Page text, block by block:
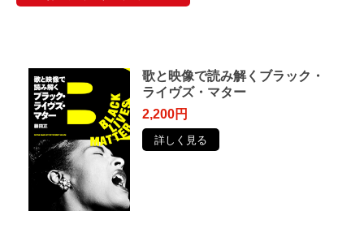
歌と映像で読み解くブラック・
ライヴズ・マター
2,200円
詳しく見る